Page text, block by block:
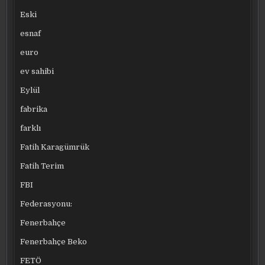
Eski
esnaf
euro
ev sahibi
Eylül
fabrika
farklı
Fatih Karagümrük
Fatih Terim
FBI
Federasyonu:
Fenerbahçe
Fenerbahçe Beko
FETÖ